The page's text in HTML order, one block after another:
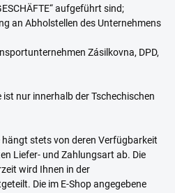
aufgeführt sind;
an Abholstellen des Unternehmens
Zásilkovna, DPD,
ist nur innerhalb der Tschechischen
hängt stets von deren Verfügbarkeit
Liefer- und Zahlungsart ab. Die
wird Ihnen in der
Die im E-Shop angegebene